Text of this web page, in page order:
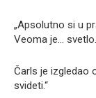
„Apsolutno si u
Veoma je…
Čarls je izgledao
svideti.“